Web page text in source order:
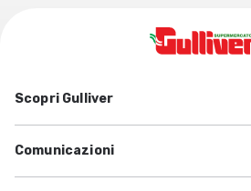
Scopri Gulliver
Comunicazioni